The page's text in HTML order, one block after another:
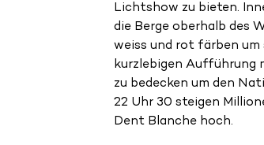
Lichtshow zu bieten.
die Berge oberhalb des
weiss und rot färben um
kurzlebigen Aufführung
zu bedecken um den
22 Uhr 30 steigen
Dent Blanche hoch.